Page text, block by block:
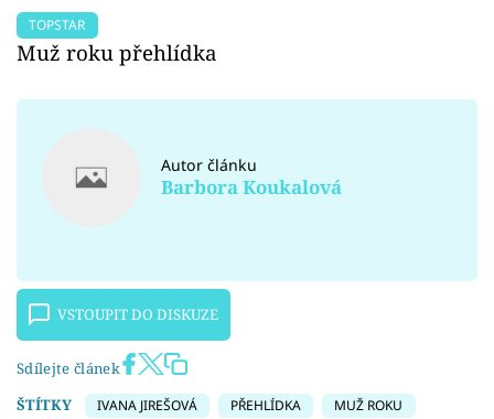
TOPSTAR
Muž roku přehlídka
Autor článku
Barbora Koukalová
VSTOUPIT DO DISKUZE
Sdílejte článek
ŠTÍTKY
IVANA JIREŠOVÁ PŘEHLÍDKA MUŽ ROKU